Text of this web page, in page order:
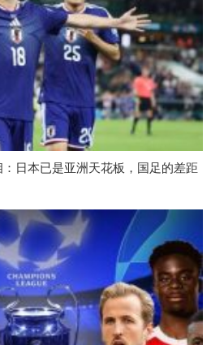
日本已是亚洲天花板，国足的差距